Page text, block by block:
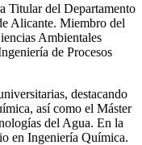
Titular del Departamento
Alicante. Miembro del
Ambientales
de Procesos
destacando
así como el Máster
del Agua. En la
en Ingeniería Química.